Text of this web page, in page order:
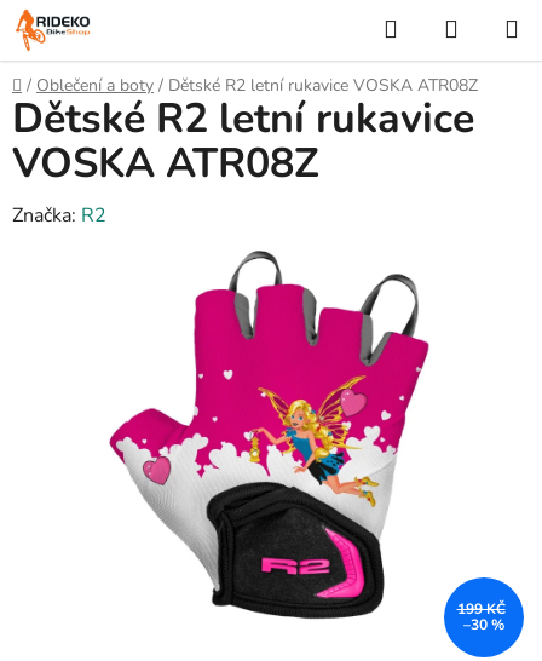
Přejít
na
obsah
Hledat
KOŠÍK
Domů
/ Oblečení a boty / Dětské R2 letní rukavice VOSKA ATR08Z
Dětské R2 letní rukavice
VOSKA ATR08Z
Značka: R2
199 KČ
–30 %